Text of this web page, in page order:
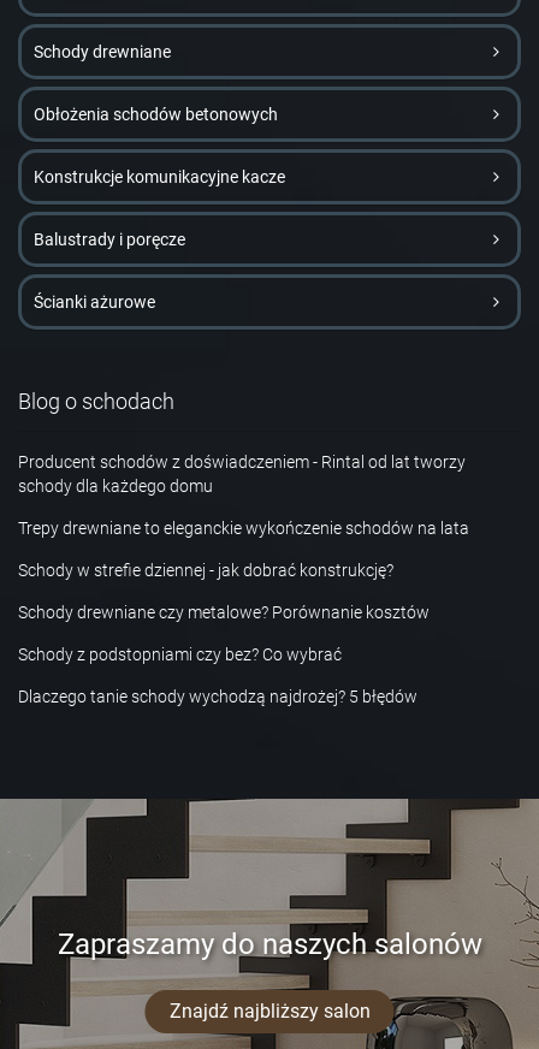
Schody drewniane
Obłożenia schodów betonowych
Konstrukcje komunikacyjne kacze
Balustrady i poręcze
Ścianki ażurowe
Blog o schodach
Producent schodów z doświadczeniem - Rintal od lat tworzy
schody dla każdego domu
Trepy drewniane to eleganckie wykończenie schodów na lata
Schody w strefie dziennej - jak dobrać konstrukcję?
Schody drewniane czy metalowe? Porównanie kosztów
Schody z podstopniami czy bez? Co wybrać
Dlaczego tanie schody wychodzą najdrożej? 5 błędów
Zapraszamy do naszych salonów
Znajdź najbliższy salon